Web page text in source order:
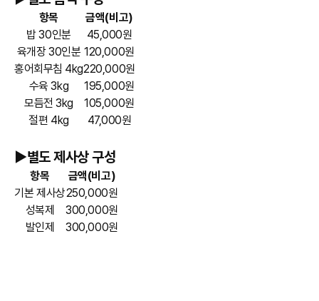
항목
금액(비고)
밥 30인분
45,000원
육개장 30인분 120,000원
홍어회무침 4kg220,000원
수육 3kg
195,000원
모듬전 3kg
105,000원
절편 4kg
47,000원
►별도 제사상 구성
항목
금액(비고)
기본 제사상250,000원
성복제
300,000원
발인제
300,000원